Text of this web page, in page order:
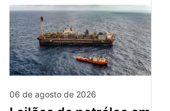
06 de agosto de 2026